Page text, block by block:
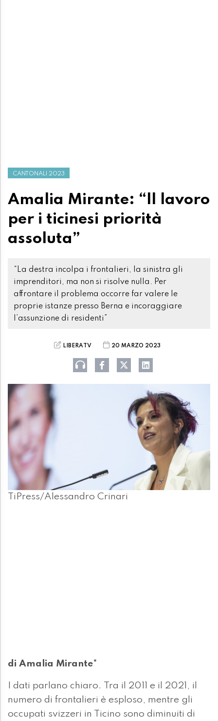
CANTONALI 2023
Amalia Mirante: “ll lavoro
per i ticinesi priorità
assoluta”
“La destra incolpa i frontalieri, la sinistra gli
imprenditori, ma non si risolve nulla. Per
affrontare il problema occorre far valere le
proprie istanze presso Berna e incoraggiare
l’assunzione di residenti”
LIBERATV 20 MARZO 2023
TiPress/Alessandro Crinari
di Amalia Mirante*
I dati parlano chiaro. Tra il 2011 e il 2021, il
numero di frontalieri è esploso, mentre gli
occupati svizzeri in Ticino sono diminuiti di